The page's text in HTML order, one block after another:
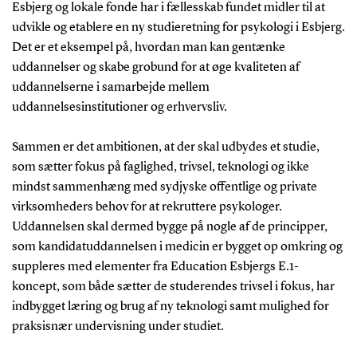
Esbjerg og lokale fonde har i fællesskab fundet midler til at
udvikle og etablere en ny studieretning for psykologi i Esbjerg.
Det er et eksempel på, hvordan man kan gentænke
uddannelser og skabe grobund for at øge kvaliteten af
uddannelserne i samarbejde mellem
uddannelsesinstitutioner og erhvervsliv.
Sammen er det ambitionen, at der skal udbydes et studie,
som sætter fokus på faglighed, trivsel, teknologi og ikke
mindst sammenhæng med sydjyske offentlige og private
virksomheders behov for at rekruttere psykologer.
Uddannelsen skal dermed bygge på nogle af de principper,
som kandidatuddannelsen i medicin er bygget op omkring og
suppleres med elementer fra Education Esbjergs E.1-
koncept, som både sætter de studerendes trivsel i fokus, har
indbygget læring og brug af ny teknologi samt mulighed for
praksisnær undervisning under studiet.